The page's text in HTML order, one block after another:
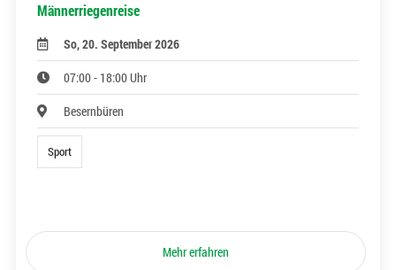
Männerriegenreise
So, 20. September 2026
07:00 - 18:00 Uhr
Besernbüren
Sport
Mehr erfahren